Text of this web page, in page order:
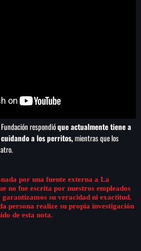
respondióque actualmente tiene a
a los perritos,mientras que los
por una fuente externa a La
no fue escrita por nuestros empleados
su veracidad ni exactitud.
persona realize su propia investigación
de esta nota.